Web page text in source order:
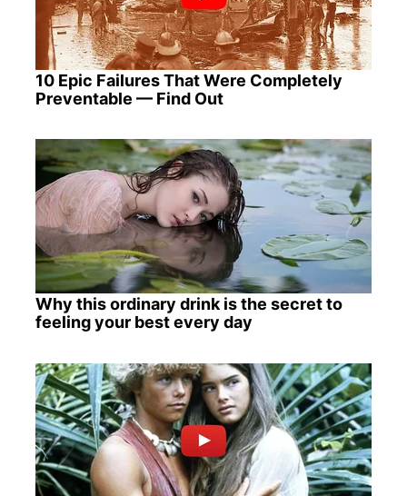
10 Epic Failures That Were Completely
Preventable — Find Out
Why this ordinary drink is the secret to
feeling your best every day